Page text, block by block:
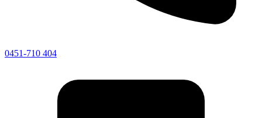
0451-710 404